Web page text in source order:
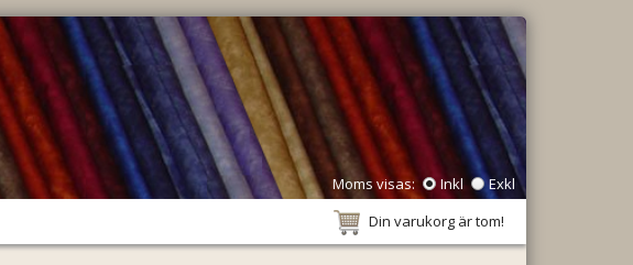
Moms visas: Inkl
Exkl
Din varukorg är tom!